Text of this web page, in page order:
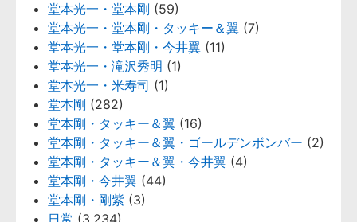
堂本光一・堂本剛 (59)
堂本光一・堂本剛・タッキー＆翼 (7)
堂本光一・堂本剛・今井翼 (11)
堂本光一・滝沢秀明 (1)
堂本光一・米寿司 (1)
堂本剛 (282)
堂本剛・タッキー＆翼 (16)
堂本剛・タッキー＆翼・ゴールデンボンバー (2)
堂本剛・タッキー＆翼・今井翼 (4)
堂本剛・今井翼 (44)
堂本剛・剛紫 (3)